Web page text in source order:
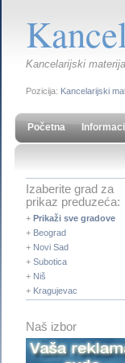
Kancelarijski
Pozicija: Kancelarijski
Početna
Izaberite grad za
prikaz preduzeća:
+ Prikaži sve gradove
+ Beograd
+ Novi Sad
+ Subotica
+ Niš
+ Kragujevac
Naš izbor